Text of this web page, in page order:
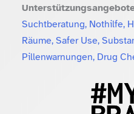
Suchtberatung, Nothilfe,
Räume, Safer Use,
Pillenwarnungen, Drug